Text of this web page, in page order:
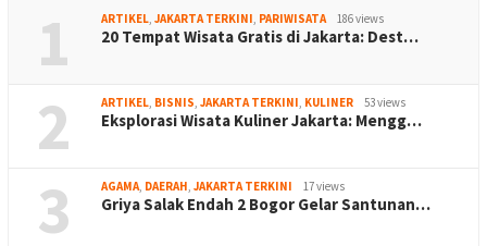
1 ARTIKEL, JAKARTA TERKINI, PARIWISATA 186 views
20 Tempat Wisata Gratis di Jakarta: Dest…
2 ARTIKEL, BISNIS, JAKARTA TERKINI, KULINER 53 views
Eksplorasi Wisata Kuliner Jakarta: Mengg…
3 AGAMA, DAERAH, JAKARTA TERKINI 17 views
Griya Salak Endah 2 Bogor Gelar Santunan…